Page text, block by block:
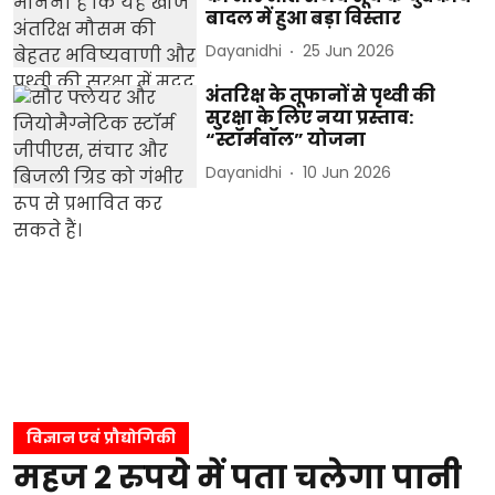
बादल में हुआ बड़ा विस्तार
Dayanidhi 25 Jun 2026
अंतरिक्ष के तूफानों से पृथ्वी की
सुरक्षा के लिए नया प्रस्ताव:
“स्टॉर्मवॉल” योजना
Dayanidhi 10 Jun 2026
विज्ञान एवं प्रौद्योगिकी
महज 2 रुपये में पता चलेगा पानी